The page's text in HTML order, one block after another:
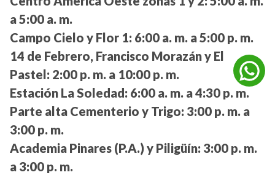
a 5:00 a. m.
Campo Cielo y Flor 1: 6:00 a. m. a 5:00 p. m.
14 de Febrero, Francisco Morazán y El
Pastel: 2:00 p. m. a 10:00 p. m.
Estación La Soledad: 6:00 a. m. a 4:30 p. m.
Parte alta Cementerio y Trigo: 3:00 p. m. a
3:00 p. m.
Academia Pinares (P.A.) y Piligüín: 3:00 p. m.
a 3:00 p. m.